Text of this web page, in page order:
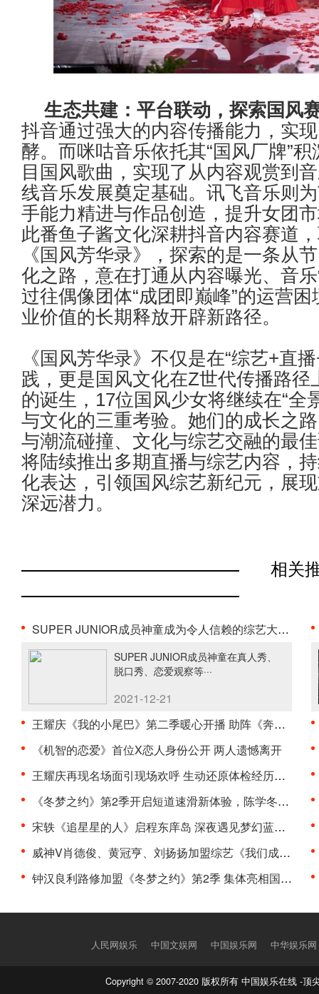
生态共建：平台联动，探索国风
抖音通过强大的内容传播能力，实
酵。而咪咕音乐依托其“国风厂牌”积
目国风歌曲，实现了从内容观赏到
线音乐发展奠定基础。讯飞音乐则
手能力精进与作品创造，提升女团
此番鱼子酱文化深耕抖音内容赛道
《国风芳华录》，探索的是一条从
化之路，意在打通从内容曝光、音
过往偶像团体“成团即巅峰”的运营困
业价值的长期释放开辟新路径。
《国风芳华录》不仅是在“综艺+直播
践，更是国风文化在Z世代传播路径
的诞生， 17位国风少女将继续在“全
与文化的三重考验。她们的成长之
与潮流碰撞、文化与综艺交融的最
将陆续推出多期直播与综艺内容，
化表达，引领国风综艺新纪元，展
深远潜力。
相关
SUPER JUNIOR成员神童成为令人信赖的综艺大咖， 在多···
SUPER JUNIOR成员神童在真人秀、
脱口秀、恋爱观察等···
2021-12-21
王耀庆《我的小尾巴》第二季暖心开播 助阵《奔跑吧····
《机智的恋爱》首位X恋人身份公开 两人遗憾离开
王耀庆再现名场面引现场欢呼 生动还原体检经历热议不···
《冬梦之约》第2季开启短道速滑新体验，陈学冬滑冰喜···
宋轶《追星星的人》启程东庠岛 深夜遇见梦幻蓝眼泪
威神V肖德俊、黄冠亨、刘扬扬加盟综艺《我们成为家人···
钟汉良利路修加盟《冬梦之约》第2季 集体亮相国家体···
人民网娱乐 中国文娱网 中国娱乐网 中华娱乐网
Copyright © 2007-2020 版权所有 中国娱乐在线 -顶